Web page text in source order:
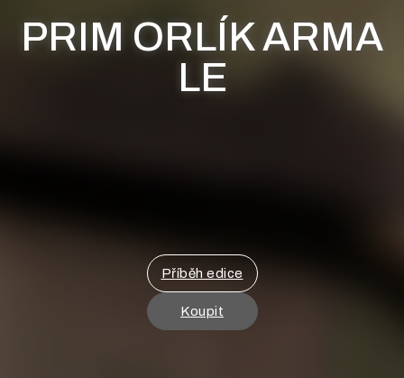
PRIM ORLÍK ARMA
LE
Příběh edice
Koupit